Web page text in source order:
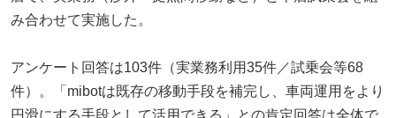
み合わせて実施した。
アンケート回答は103件（実業務利用35件／試乗会等68
件）。「mibotは既存の移動手段を補完し、車両運用をより
円滑にする手段として活用できる」との肯定回答は全体で